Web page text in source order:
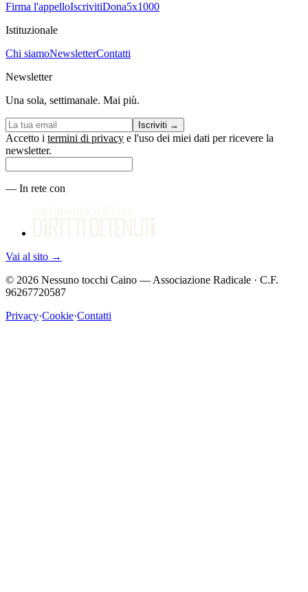
Firma l'appelloIscrivitiDona5x1000
Istituzionale
Chi siamoNewsletterContatti
Newsletter
Una sola, settimanale. Mai più.
Iscriviti →
Accetto i termini di privacy e l'uso dei miei dati per ricevere la
newsletter.
— In rete con
Vai al sito →
© 2026 Nessuno tocchi Caino — Associazione Radicale · C.F.
96267720587
Privacy·Cookie·Contatti